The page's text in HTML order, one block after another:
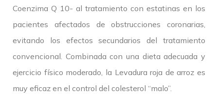
Coenzima Q 10- al tratamiento con estatinas en los
pacientes afectados de obstrucciones coronarias,
evitando los efectos secundarios del tratamiento
convencional. Combinada con una dieta adecuada y
ejercicio físico moderado, la Levadura roja de arroz es
muy eficaz en el control del colesterol “malo”.